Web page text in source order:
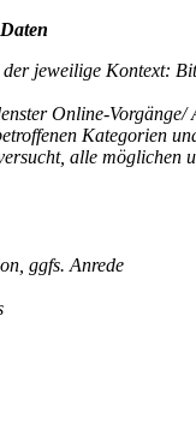
jeweilige Kontext:
Online-
Kategorien
alle
ggfs. Anrede